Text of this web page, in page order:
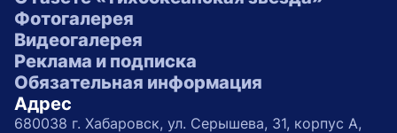
Фотогалерея
Видеогалерея
Реклама и подписка
Обязательная информация
Адрес
680038 г. Хабаровск, ул. Серышева, 31, корпус А,